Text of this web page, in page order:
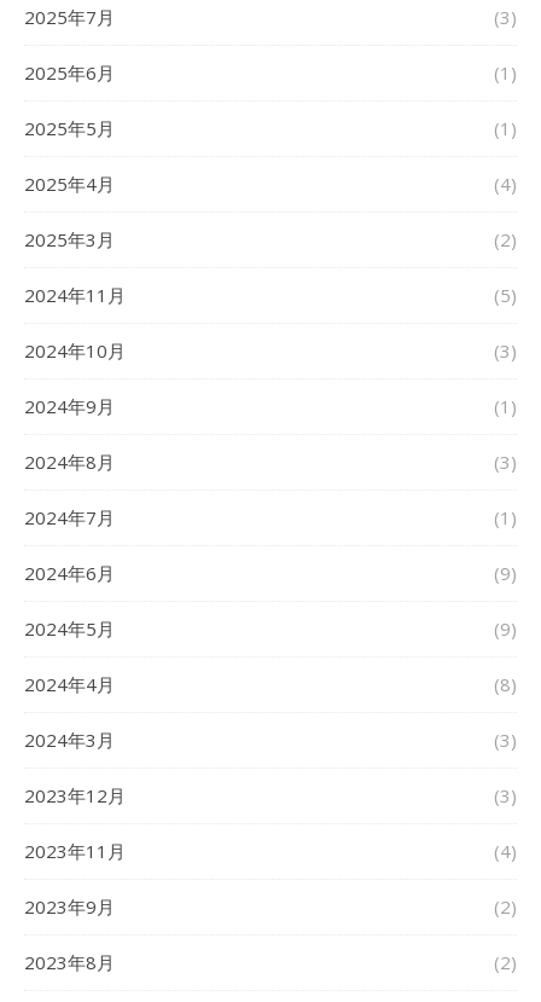
2025年7月 (3)
2025年6月 (1)
2025年5月 (1)
2025年4月 (4)
2025年3月 (2)
2024年11月 (5)
2024年10月 (3)
2024年9月 (1)
2024年8月 (3)
2024年7月 (1)
2024年6月 (9)
2024年5月 (9)
2024年4月 (8)
2024年3月 (3)
2023年12月 (3)
2023年11月 (4)
2023年9月 (2)
2023年8月 (2)